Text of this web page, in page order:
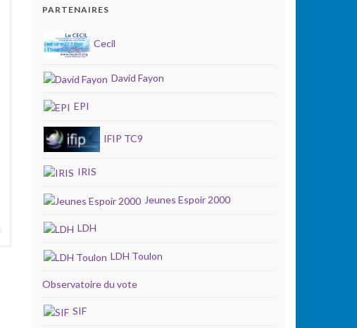
PARTENAIRES
Cecil
David Fayon
EPI
IFIP TC9
IRIS
Jeunes Espoir 2000
LDH
LDH Toulon
Observatoire du vote
SIF